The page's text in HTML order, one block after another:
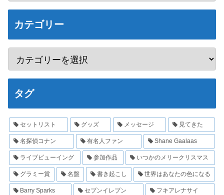
カテゴリー
タグ
セットリスト グッズ メッセージ 見てきた
名探偵コナン 有名人ファン Shane Gaalaas
ライブビューイング 参加作品 いつかのメリークリスマス
グラミー賞 名盤 書き起こし 世界はあなたの色になる
Barry Sparks セブンイレブン フキアレナサイ